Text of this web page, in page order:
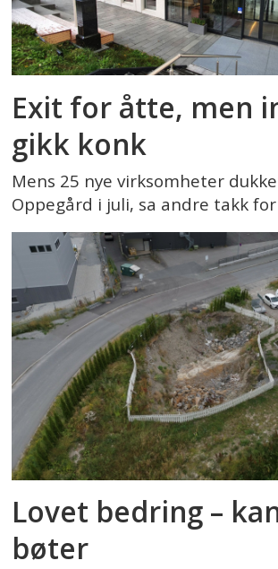
Exit for åtte, men
gikk konk
Mens 25 nye virksomheter
Oppegård i juli, sa andre takk for
Lovet bedring –
bøter